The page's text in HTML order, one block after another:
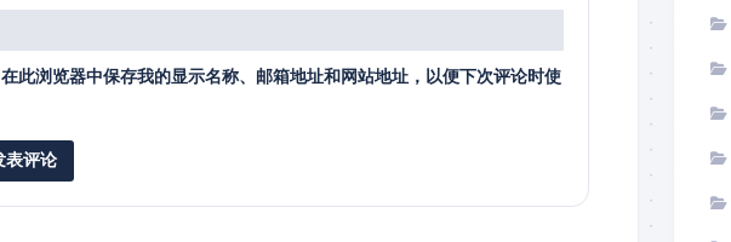
在此浏览器中保存我的显示名称、邮箱地址和网站地址，以便下次评论时使